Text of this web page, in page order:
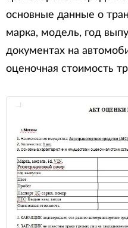
основные данные о
марка, модель, год
документах на
оценочная стоимость